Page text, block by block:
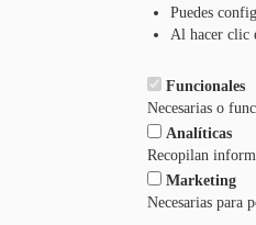
Tel.: 948 203 444
Puedes
Al hacer clic
Funcionales
Necesarias o
Analíticas
Recopilan
Marketing
Necesarias para